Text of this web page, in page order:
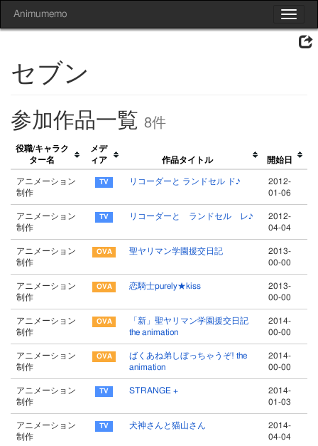
Toggle
Animumemo
セブン
参加作品一覧 8件
役職/キャラク
ター名
メデ
ィア
作品タイトル 開始日
アニメーション
制作
リコーダーと ランドセル ド♪
2012-
01-06
アニメーション
制作
リコーダーと ランドセル レ♪
2012-
04-04
アニメーション
制作
聖ヤリマン学園援交日記
2013-
00-00
アニメーション
制作
恋騎士purely★kiss
2013-
00-00
アニメーション
制作
「新」聖ヤリマン学園援交日記
the animation
2014-
00-00
アニメーション
制作
ばくあね弟しぼっちゃうぞ! the
animation
2014-
00-00
アニメーション
制作
STRANGE +
2014-
01-03
アニメーション
制作
犬神さんと猫山さん
2014-
04-04